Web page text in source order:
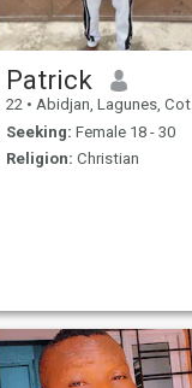
Patrick
22 • Abidjan, Lagunes, Cote d'Ivoire
Seeking: Female 18 - 30
Religion: Christian